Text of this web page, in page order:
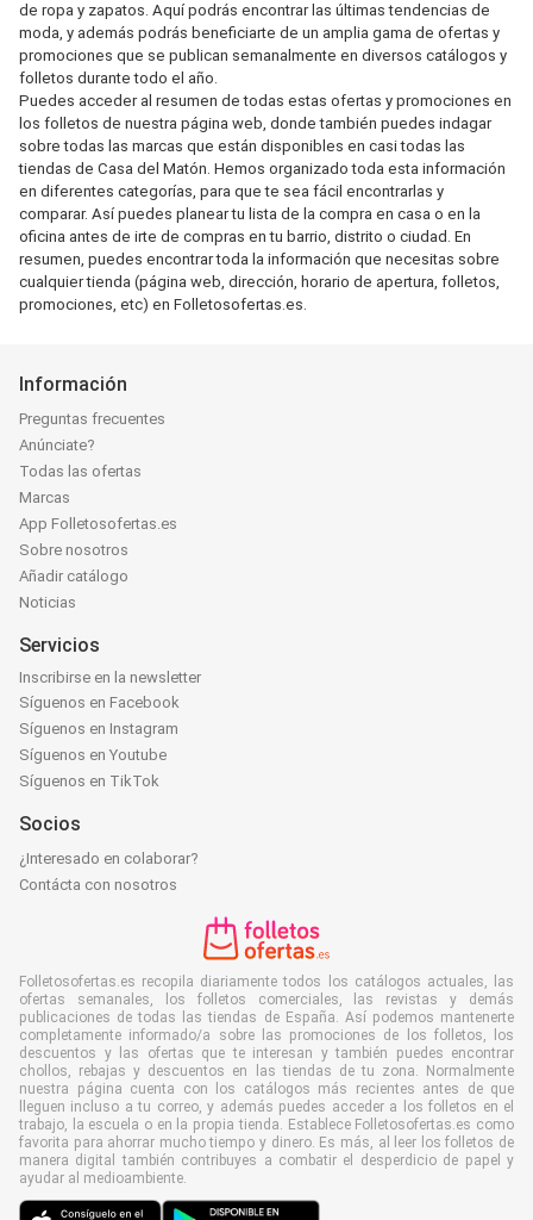
de ropa y zapatos. Aquí podrás encontrar las últimas tendencias de
moda, y además podrás beneficiarte de un amplia gama de ofertas y
promociones que se publican semanalmente en diversos catálogos y
folletos durante todo el año.
Puedes acceder al resumen de todas estas ofertas y promociones en
los folletos de nuestra página web, donde también puedes indagar
sobre todas las marcas que están disponibles en casi todas las
tiendas de Casa del Matón. Hemos organizado toda esta información
en diferentes categorías, para que te sea fácil encontrarlas y
comparar. Así puedes planear tu lista de la compra en casa o en la
oficina antes de irte de compras en tu barrio, distrito o ciudad. En
resumen, puedes encontrar toda la información que necesitas sobre
cualquier tienda (página web, dirección, horario de apertura, folletos,
promociones, etc) en Folletosofertas.es.
Información
Preguntas frecuentes
Anúnciate?
Todas las ofertas
Marcas
App Folletosofertas.es
Sobre nosotros
Añadir catálogo
Noticias
Servicios
Inscribirse en la newsletter
Síguenos en Facebook
Síguenos en Instagram
Síguenos en Youtube
Síguenos en TikTok
Socios
¿Interesado en colaborar?
Contácta con nosotros
Folletosofertas.es recopila diariamente todos los catálogos actuales, las
ofertas semanales, los folletos comerciales, las revistas y demás
publicaciones de todas las tiendas de España. Así podemos mantenerte
completamente informado/a sobre las promociones de los folletos, los
descuentos y las ofertas que te interesan y también puedes encontrar
chollos, rebajas y descuentos en las tiendas de tu zona. Normalmente
nuestra página cuenta con los catálogos más recientes antes de que
lleguen incluso a tu correo, y además puedes acceder a los folletos en el
trabajo, la escuela o en la propia tienda. Establece Folletosofertas.es como
favorita para ahorrar mucho tiempo y dinero. Es más, al leer los folletos de
manera digital también contribuyes a combatir el desperdicio de papel y
ayudar al medioambiente.